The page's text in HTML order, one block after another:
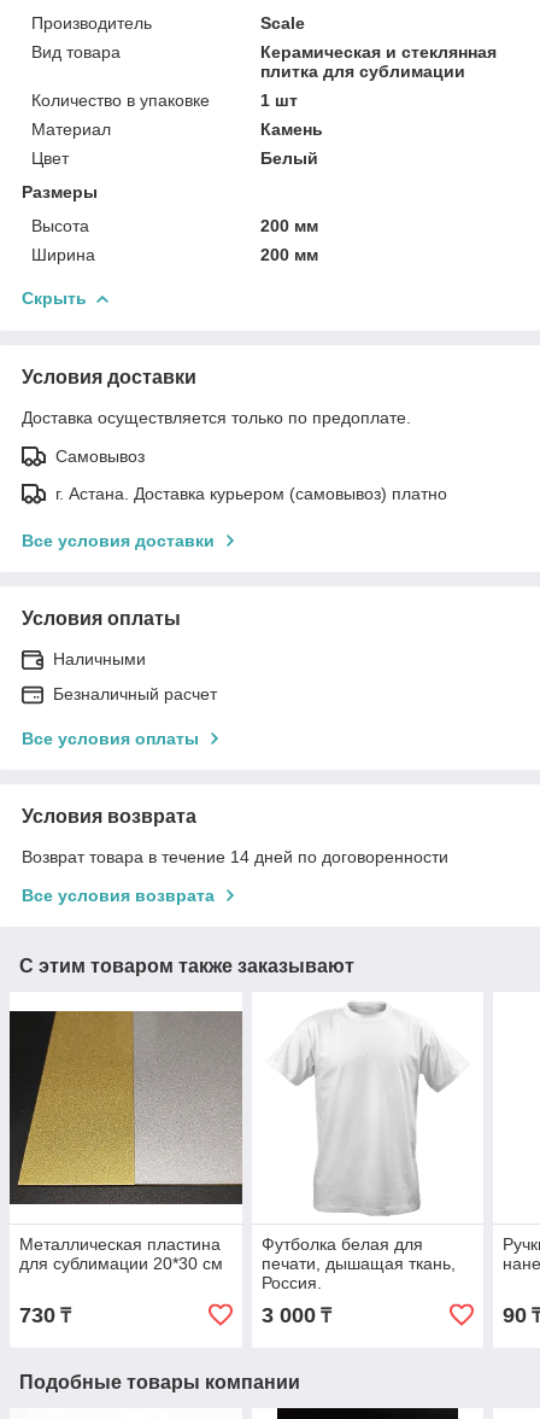
Производитель
Scale
Вид товара
Керамическая и стеклянная
плитка для сублимации
Количество в упаковке
1 шт
Материал
Камень
Цвет
Белый
Размеры
Высота
200 мм
Ширина
200 мм
Скрыть
Условия доставки
Доставка осуществляется только по предоплате.
Самовывоз
г. Астана. Доставка курьером (самовывоз) платно
Все условия доставки
Условия оплаты
Наличными
Безналичный расчет
Все условия оплаты
Условия возврата
Возврат товара в течение 14 дней по договоренности
Все условия возврата
С этим товаром также заказывают
Металлическая пластина
для сублимации 20*30 см
730 ₸
Футболка белая для
печати, дышащая ткань,
Россия.
3 000₸ 90
Подобные товары компании